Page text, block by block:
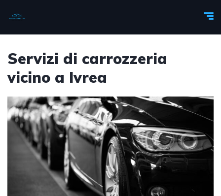
Servizi di carrozzeria
vicino a Ivrea